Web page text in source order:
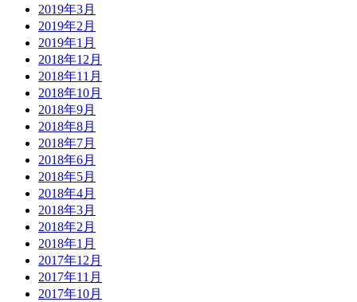
2019年3月
2019年2月
2019年1月
2018年12月
2018年11月
2018年10月
2018年9月
2018年8月
2018年7月
2018年6月
2018年5月
2018年4月
2018年3月
2018年2月
2018年1月
2017年12月
2017年11月
2017年10月